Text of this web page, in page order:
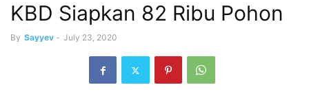
KBD Siapkan 82 Ribu Pohon
By Sayyev - July 23, 2020